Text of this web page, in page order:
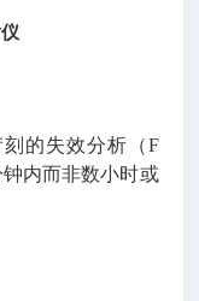
的失效分析（F
内而非数小时或